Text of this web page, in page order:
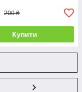
200 ₴
Купити